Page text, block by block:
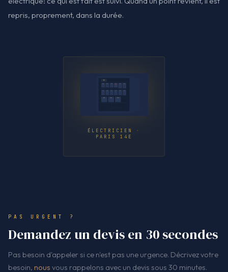
repris, proprement, dans la durée.
ÉLECTRICIEN ·
PARIS 14E
PAS URGENT ?
Demandez un devis en 30 secondes
Pas besoin d'appeler si ce n'est pas une urgence. Décrivez votre
besoin, nous vous rappelons avec un devis sous 30 minutes.